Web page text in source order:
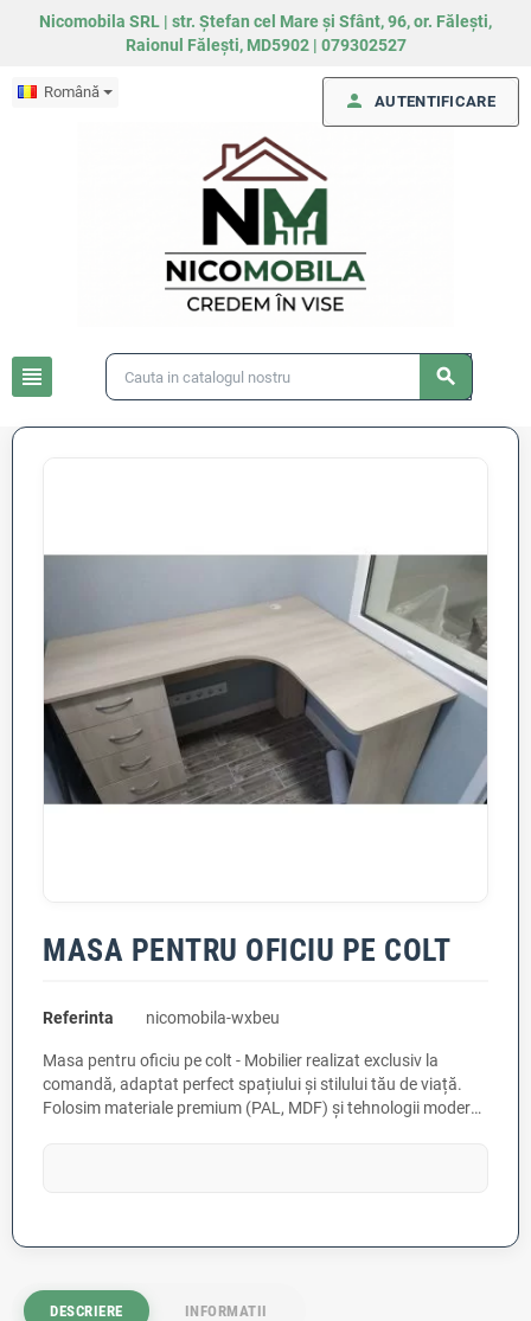
Nicomobila SRL | str. Ștefan cel Mare și Sfânt, 96, or. Fălești,
Raionul Fălești, MD5902 | 079302527
Română
view_headline search
person AUTENTIFICARE
MASA PENTRU OFICIU PE COLT
Referinta nicomobila-wxbeu
Masa pentru oficiu pe colt - Mobilier realizat exclusiv la
comandă, adaptat perfect spațiului și stilului tău de viață.
Folosim materiale premium (PAL, MDF) și tehnologii moderne
DESCRIERE INFORMATII